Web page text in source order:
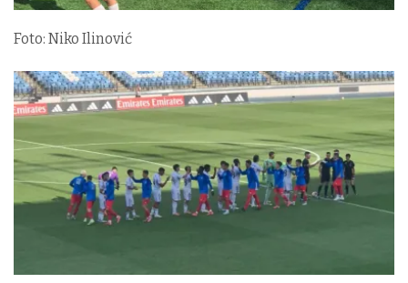
Foto: Niko Ilinović